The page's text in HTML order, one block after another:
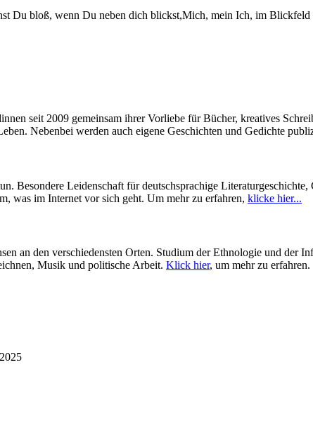
Du bloß, wenn Du neben dich blickst,Mich, mein Ich, im
seit 2009 gemeinsam ihrer Vorliebe für Bücher, kreatives
Nebenbei werden auch eigene Geschichten und Gedichte
Besondere Leidenschaft für deutschsprachige
was im Internet vor sich geht. Um mehr zu erfahren, klicke hier...
an den verschiedensten Orten. Studium der Ethnologie und
Musik und politische Arbeit. Klick hier, um mehr zu erfahren.